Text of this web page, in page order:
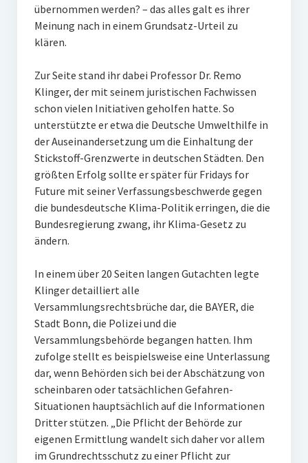
übernommen werden? – das alles galt es ihrer
Meinung nach in einem Grundsatz-Urteil zu
klären.
Zur Seite stand ihr dabei Professor Dr. Remo
Klinger, der mit seinem juristischen Fachwissen
schon vielen Initiativen geholfen hatte. So
unterstützte er etwa die Deutsche Umwelthilfe in
der Auseinandersetzung um die Einhaltung der
Stickstoff-Grenzwerte in deutschen Städten. Den
größten Erfolg sollte er später für Fridays for
Future mit seiner Verfassungsbeschwerde gegen
die bundesdeutsche Klima-Politik erringen, die die
Bundesregierung zwang, ihr Klima-Gesetz zu
ändern.
In einem über 20 Seiten langen Gutachten legte
Klinger detailliert alle
Versammlungsrechtsbrüche dar, die BAYER, die
Stadt Bonn, die Polizei und die
Versammlungsbehörde begangen hatten. Ihm
zufolge stellt es beispielsweise eine Unterlassung
dar, wenn Behörden sich bei der Abschätzung von
scheinbaren oder tatsächlichen Gefahren-
Situationen hauptsächlich auf die Informationen
Dritter stützen. „Die Pflicht der Behörde zur
eigenen Ermittlung wandelt sich daher vor allem
im Grundrechtsschutz zu einer Pflicht zur